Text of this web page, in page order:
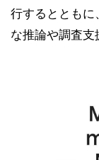
行するととも
な推論や調査支